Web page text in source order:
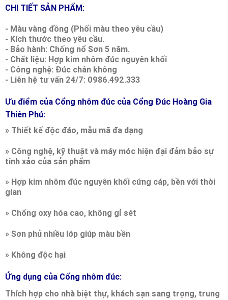
CHI TIẾT SẢN PHẨM:
- Màu vàng đồng (Phối màu theo yêu cầu)
- Kích thước theo yêu cầu.
- Bảo hành: Chống nổ Sơn 5 năm.
- Chất liệu: Hợp kim nhôm đúc nguyên khối
- Công nghệ: Đúc chân không
- Liên hệ tư vấn 24/7: 0986.492.333
Ưu điểm của Cổng nhôm đúc của Cổng Đúc Hoàng Gia
Thiên Phú:
» Thiết kế độc đáo, mẫu mã đa dạng
» Công nghệ, kỹ thuật và máy móc hiện đại đảm bảo sự
tinh xảo của sản phẩm
» Hợp kim nhôm đúc nguyên khối cứng cáp, bền với thời
gian
» Chống oxy hóa cao, không gỉ sét
» Sơn phủ nhiều lớp giúp màu bền
» Không độc hại
Ứng dụng của Cổng nhôm đúc:
Thích hợp cho nhà biệt thự, khách sạn sang trọng, trung